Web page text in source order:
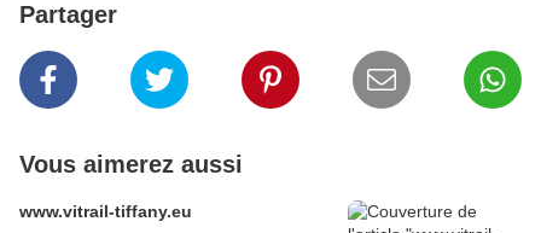
Partager
Vous aimerez aussi
www.vitrail-tiffany.eu